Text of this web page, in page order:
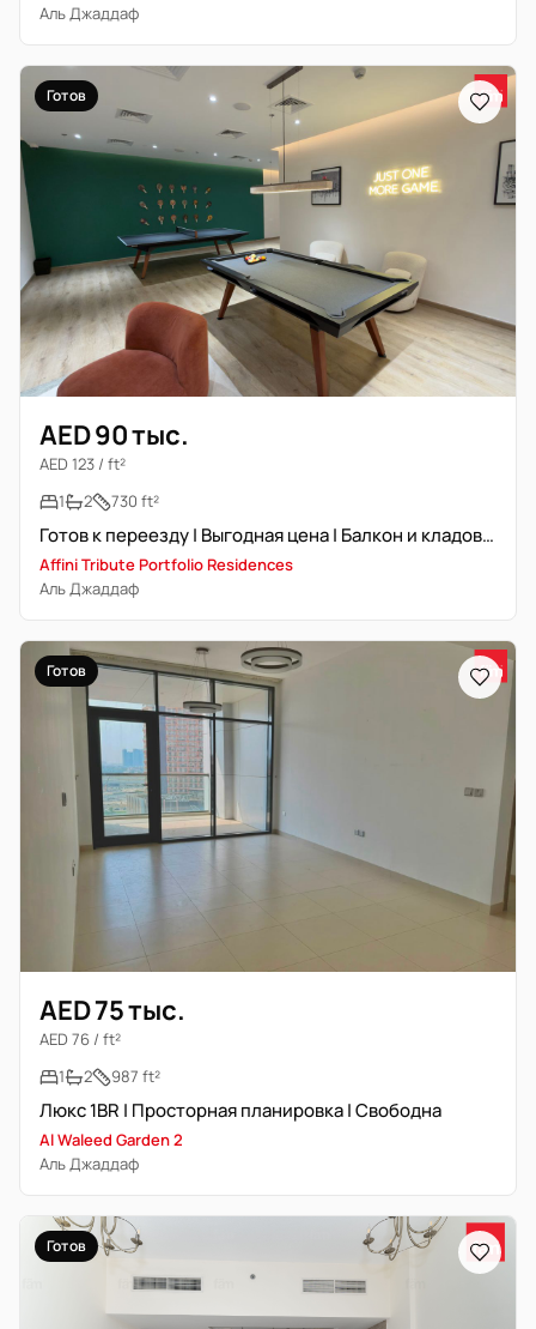
Аль Джаддаф
Готов
AED 90 тыс.
AED 123 / ft²
1
2 730 ft²
Готов к переезду | Выгодная цена | Балкон и кладовая
Affini Tribute Portfolio Residences
Аль Джаддаф
Готов
AED 75 тыс.
AED 76 / ft²
1
2 987 ft²
Люкс 1BR | Просторная планировка | Свободна
Al Waleed Garden 2
Аль Джаддаф
Готов